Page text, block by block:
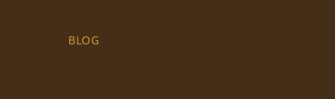
BLOG